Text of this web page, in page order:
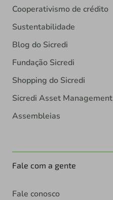
Cooperativismo de crédito
Sustentabilidade
Blog do Sicredi
Fundação Sicredi
Shopping do Sicredi
Sicredi Asset Management
Assembleias
Fale com a gente
Fale conosco